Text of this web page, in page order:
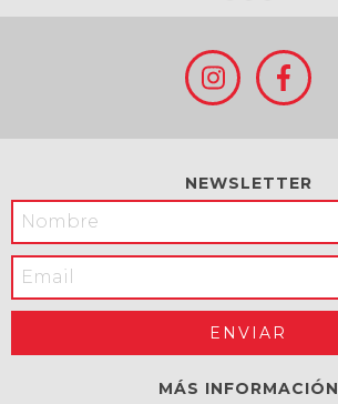
NEWSLETTER
MÁS INFORMACIÓN